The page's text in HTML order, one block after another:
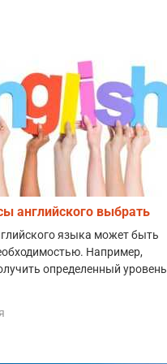
английского выбрать
языка может быть
Например,
определенный уровень